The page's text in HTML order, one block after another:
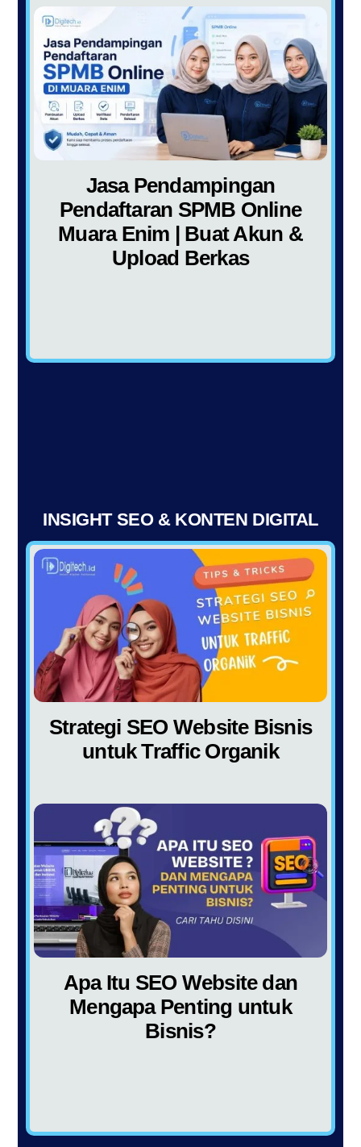
Jasa Pendampingan
Pendaftaran SPMB Online
Muara Enim | Buat Akun &
Upload Berkas
INSIGHT SEO & KONTEN DIGITAL
Strategi SEO Website Bisnis
untuk Traffic Organik
Apa Itu SEO Website dan
Mengapa Penting untuk
Bisnis?